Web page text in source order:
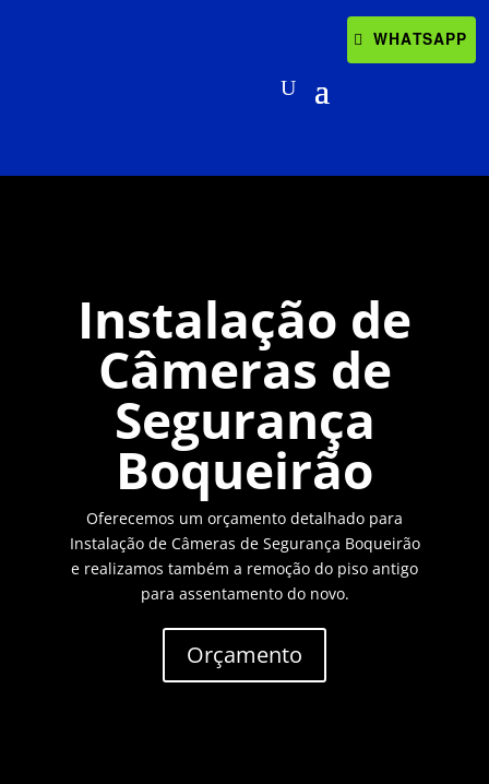
WHATSAPP
Instalação de
Câmeras de
Segurança
Boqueirão
Oferecemos um orçamento detalhado para
Instalação de Câmeras de Segurança Boqueirão
e realizamos também a remoção do piso antigo
para assentamento do novo.
Orçamento